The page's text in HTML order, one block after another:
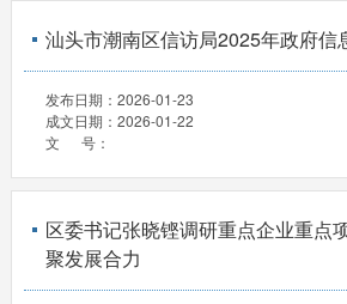
汕头市潮南区信访局2025年政府信
发布日期： 2026-01-23
成文日期： 2026-01-22
文 号：
区委书记张晓铿调研重点企业重点
聚发展合力